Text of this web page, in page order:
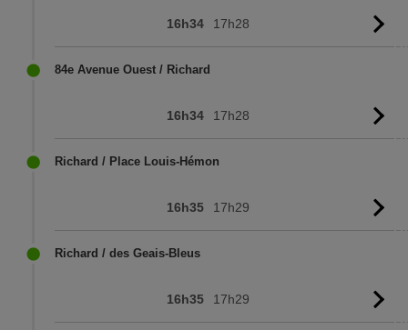
16h34 17h28
84e Avenue Ouest / Richard
16h34 17h28
Richard / Place Louis-Hémon
16h35 17h29
Richard / des Geais-Bleus
16h35 17h29